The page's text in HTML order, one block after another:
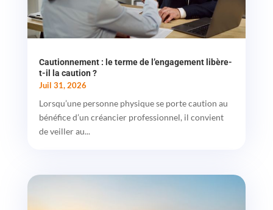
Cautionnement : le terme de l’engagement libère-
t-il la caution ?
Juil 31, 2026
Lorsqu’une personne physique se porte caution au
bénéfice d’un créancier professionnel, il convient
de veiller au...